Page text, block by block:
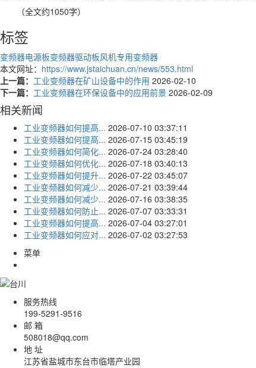
（全文约1050字）
标签
变频器电源板变频器驱动板风机专用变频器
本文网址： https://www.jstaichuan.cn/news/553.html
上一篇： 工业变频器在矿山设备中的作用 2026-02-10
下一篇： 工业变频器在环保设备中的应用前景 2026-02-09
相关新闻
工业变频器如何提高... 2026-07-10 03:37:11
工业变频器如何提高... 2026-07-15 03:45:19
工业变频器如何简化... 2026-07-24 03:28:40
工业变频器如何优化... 2026-07-18 03:40:13
工业变频器如何提升... 2026-07-22 03:45:07
工业变频器如何减少... 2026-07-21 03:39:44
工业变频器如何减少... 2026-07-16 03:38:35
工业变频器如何防止... 2026-07-07 03:33:31
工业变频器如何提高... 2026-07-04 03:27:01
工业变频器如何应对... 2026-07-02 03:27:53
菜单
服务热线
199-5291-9516
邮 箱
508018@qq.com
地 址
江苏省盐城市东台市临塔产业园